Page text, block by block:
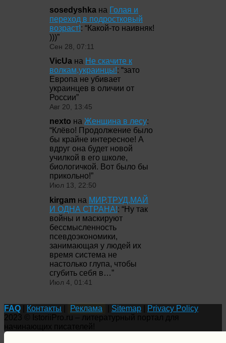
sosedyshka на Голая и
переход в подростковый
возраст!: “Какой-то наивняк!
)))”
Сен 28, 07:11
VicUa на Не скачите к
волкам,украинцы!: “зато
Европа не убивает
украинцев в оличии от
России”
Авг 20, 13:45
nexto на Женщина в лесу:
“Клёво! Продолжение было
бы крайне интересное! А
вдруг она будет новой
училкой в его школе,
биологичкой. Вот было бы
прикольно!”
Июл 13, 22:50
kirgam на МИР,ТРУД,МАЙ
И ОДНА СТРАНА!: “Ну так
войны и маскируют
бессмысленность
псевдоэкономики,
занимающая у людей их
время система не
настолько глупа, чтобы
сгубить себя в…”
Июл 4, 01:41
FAQ Контакты Реклама Sitemap
Privacy Policy